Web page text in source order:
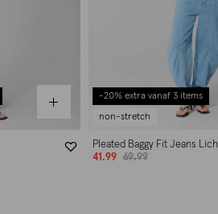
-20% extra vanaf 3 items
non-stretch
Pleated Baggy Fit Jeans
41.99
69.99